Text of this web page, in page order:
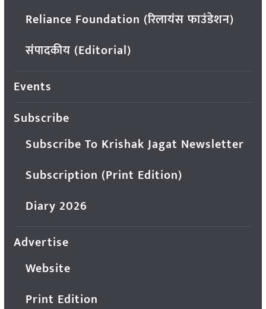
Reliance Foundation (रिलायंस फाउंडेशन)
संपादकीय (Editorial)
Events
Subscribe
Subscribe To Krishak Jagat Newsletter
Subscription (Print Edition)
Diary 2026
Advertise
Website
Print Edition